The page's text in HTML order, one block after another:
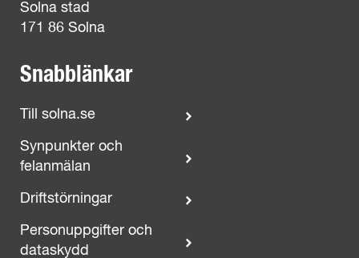
Solna stad
171 86 Solna
Snabblänkar
Till solna.se
Synpunkter och
felanmälan
Driftstörningar
Personuppgifter och
dataskydd